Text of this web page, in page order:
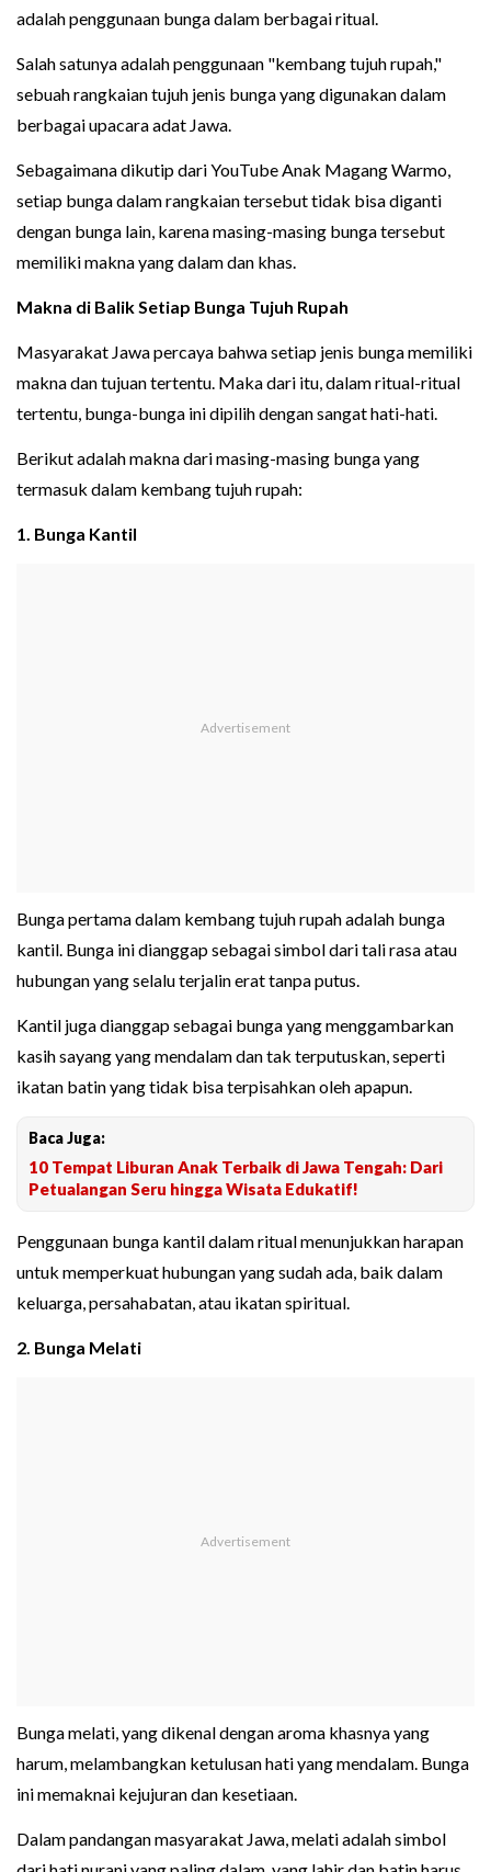
adalah penggunaan bunga dalam berbagai ritual.
Salah satunya adalah penggunaan "kembang tujuh rupah,"
sebuah rangkaian tujuh jenis bunga yang digunakan dalam
berbagai upacara adat Jawa.
Sebagaimana dikutip dari YouTube Anak Magang Warmo,
setiap bunga dalam rangkaian tersebut tidak bisa diganti
dengan bunga lain, karena masing-masing bunga tersebut
memiliki makna yang dalam dan khas.
Makna di Balik Setiap Bunga Tujuh Rupah
Masyarakat Jawa percaya bahwa setiap jenis bunga memiliki
makna dan tujuan tertentu. Maka dari itu, dalam ritual-ritual
tertentu, bunga-bunga ini dipilih dengan sangat hati-hati.
Berikut adalah makna dari masing-masing bunga yang
termasuk dalam kembang tujuh rupah:
1. Bunga Kantil
Bunga pertama dalam kembang tujuh rupah adalah bunga
kantil. Bunga ini dianggap sebagai simbol dari tali rasa atau
hubungan yang selalu terjalin erat tanpa putus.
Kantil juga dianggap sebagai bunga yang menggambarkan
kasih sayang yang mendalam dan tak terputuskan, seperti
ikatan batin yang tidak bisa terpisahkan oleh apapun.
Baca Juga:
10 Tempat Liburan Anak Terbaik di Jawa Tengah: Dari
Petualangan Seru hingga Wisata Edukatif!
Penggunaan bunga kantil dalam ritual menunjukkan harapan
untuk memperkuat hubungan yang sudah ada, baik dalam
keluarga, persahabatan, atau ikatan spiritual.
2. Bunga Melati
Bunga melati, yang dikenal dengan aroma khasnya yang
harum, melambangkan ketulusan hati yang mendalam. Bunga
ini memaknai kejujuran dan kesetiaan.
Dalam pandangan masyarakat Jawa, melati adalah simbol